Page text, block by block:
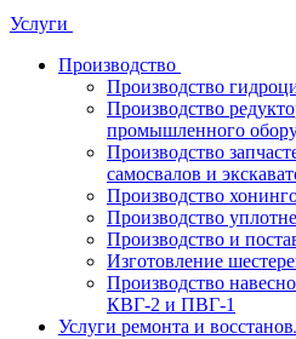
Услуги
Производство
Производство
Производство
промышленного
Производство
самосвалов и
Производство
Производство
Производство и
Изготовление
Производство
КВГ-2 и ПВГ-1
Услуги ремонта и